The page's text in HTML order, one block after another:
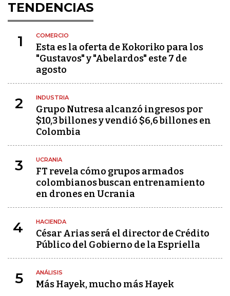
TENDENCIAS
1 COMERCIO
Esta es la oferta de Kokoriko para los
"Gustavos" y "Abelardos" este 7 de
agosto
2 INDUSTRIA
Grupo Nutresa alcanzó ingresos por
$10,3 billones y vendió $6,6 billones en
Colombia
3 UCRANIA
FT revela cómo grupos armados
colombianos buscan entrenamiento
en drones en Ucrania
4 HACIENDA
César Arias será el director de Crédito
Público del Gobierno de la Espriella
5 ANÁLISIS
Más Hayek, mucho más Hayek